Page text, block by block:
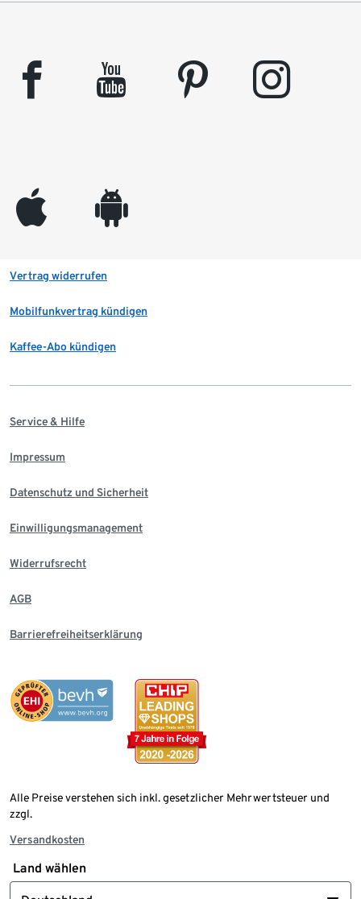
facebook youtube pinterest instagram
appleinc android
Vertrag widerrufen
Mobilfunkvertrag kündigen
Kaffee-Abo kündigen
Service & Hilfe
Impressum
Datenschutz und Sicherheit
Einwilligungsmanagement
Widerrufsrecht
AGB
Barrierefreiheitserklärung
Alle Preise verstehen sich inkl. gesetzlicher Mehrwertsteuer und
zzgl.
Versandkosten
Land wählen